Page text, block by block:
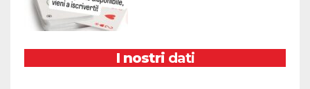
I nostri dati